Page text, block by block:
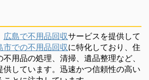
広島で不用品回収サービスを提供して
市での不用品回収に特化しており、住
用品の処理、清掃、遺品整理など、
供しています。迅速かつ信頼性の高い